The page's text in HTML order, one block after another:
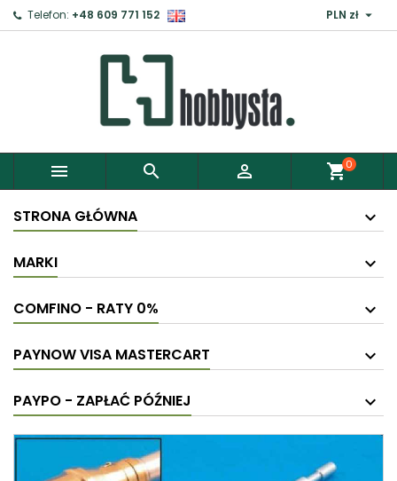
Telefon: +48 609 771 152 PLN zł 
   shopping_cart0
STRONA GŁÓWNA
MARKI
COMFINO - RATY 0%
PAYNOW VISA MASTERCART
PAYPO - ZAPŁAĆ PÓŹNIEJ